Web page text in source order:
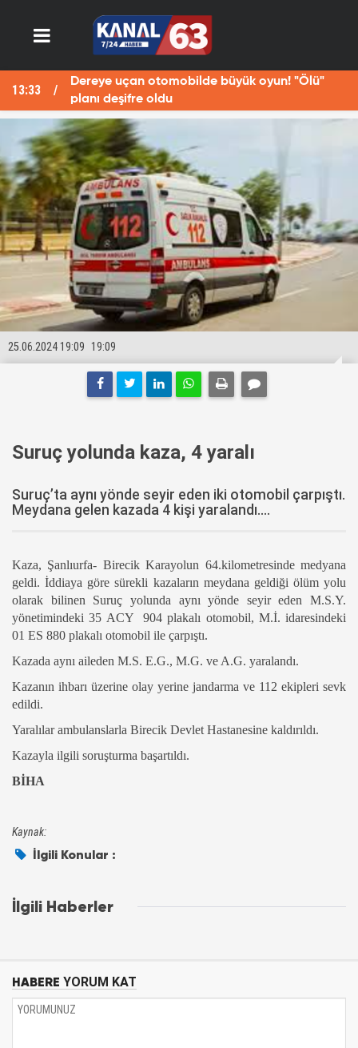
13:33
Dereye uçan otomobilde büyük oyun! "Ölü"
planı deşifre oldu
19:09
25.06.2024 19:09
Suruç yolunda kaza, 4 yaralı
Suruç’ta aynı yönde seyir eden iki otomobil çarpıştı.
Meydana gelen kazada 4 kişi yaralandı....
Kaza, Şanlıurfa- Birecik Karayolun 64.kilometresinde medyana
geldi. İddiaya göre sürekli kazaların meydana geldiği ölüm yolu
olarak bilinen Suruç yolunda aynı yönde seyir eden M.S.Y.
yönetimindeki 35 ACY 904 plakalı otomobil, M.İ. idaresindeki
01 ES 880 plakalı otomobil ile çarpıştı.
Kazada aynı aileden M.S. E.G., M.G. ve A.G. yaralandı.
Kazanın ihbarı üzerine olay yerine jandarma ve 112 ekipleri sevk
edildi.
Yaralılar ambulanslarla Birecik Devlet Hastanesine kaldırıldı.
Kazayla ilgili soruşturma başartıldı.
BİHA
Kaynak:
İlgili Konular :
İlgili Haberler
HABERE YORUM KAT